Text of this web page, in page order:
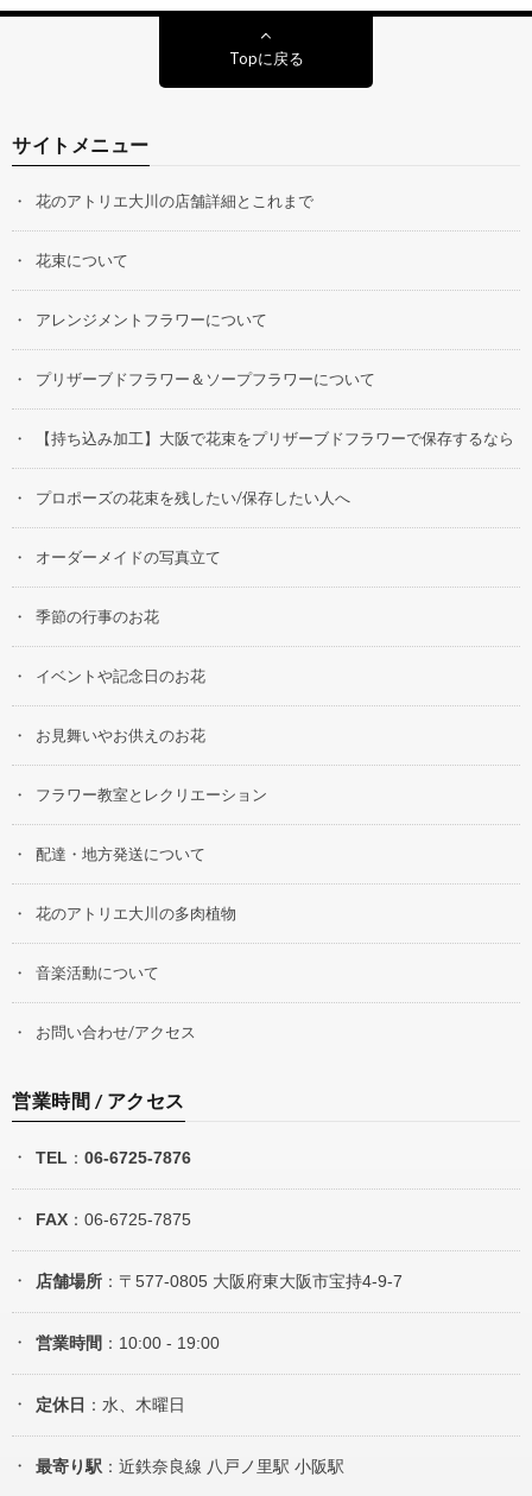
Topに戻る
サイトメニュー
花のアトリエ大川の店舗詳細とこれまで
花束について
アレンジメントフラワーについて
プリザーブドフラワー＆ソープフラワーについて
【持ち込み加工】大阪で花束をプリザーブドフラワーで保存するなら
プロポーズの花束を残したい/保存したい人へ
オーダーメイドの写真立て
季節の行事のお花
イベントや記念日のお花
お見舞いやお供えのお花
フラワー教室とレクリエーション
配達・地方発送について
花のアトリエ大川の多肉植物
音楽活動について
お問い合わせ/アクセス
営業時間 / アクセス
TEL ： 06-6725-7876
FAX ：06-6725-7875
店舗場所 ：〒577-0805 大阪府東大阪市宝持4-9-7
営業時間 ：10:00 - 19:00
定休日 ：水、木曜日
最寄り駅 ：近鉄奈良線 八戸ノ里駅 小阪駅